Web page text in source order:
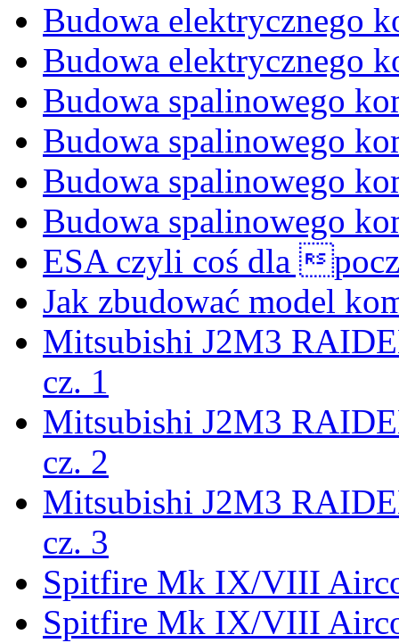
Budowa elektrycznego
Budowa elektrycznego
Budowa spalinowego
Budowa spalinowego
Budowa spalinowego
Budowa spalinowego
ESA czyli coś dla
Jak zbudować model
Mitsubishi J2M3
cz. 1
Mitsubishi J2M3
cz. 2
Mitsubishi J2M3
cz. 3
Spitfire Mk IX/VIII
Spitfire Mk IX/VIII